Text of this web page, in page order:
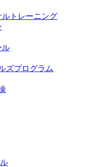
トレーニング
ル
ズプログラム